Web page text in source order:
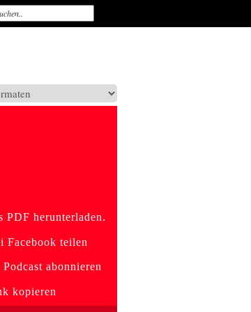
PDF herunterladen.
Facebook teilen
Podcast abonnieren
kopieren